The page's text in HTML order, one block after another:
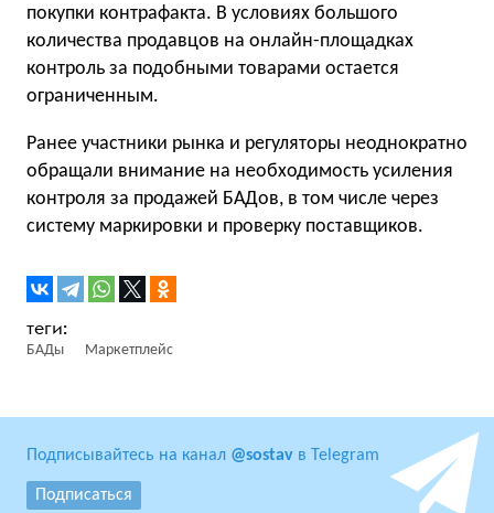
покупки контрафакта. В условиях большого
количества продавцов на онлайн-площадках
контроль за подобными товарами остается
ограниченным.
Ранее участники рынка и регуляторы неоднократно
обращали внимание на необходимость усиления
контроля за продажей БАДов, в том числе через
систему маркировки и проверку поставщиков.
БАДы Маркетплейс
Подписывайтесь на канал @sostav в Telegram
Подписаться